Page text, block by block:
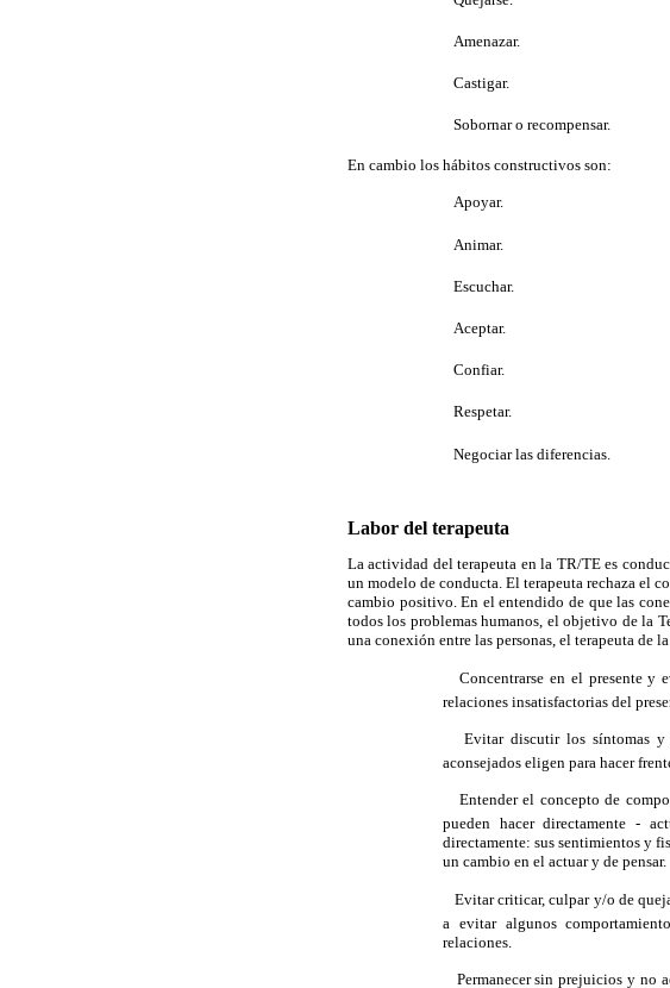
 Amenazar.
 Castigar.
 Sobornar o recompensar.
En cambio los hábitos constructivos son:
 Apoyar.
 Animar.
 Escuchar.
 Aceptar.
 Confiar.
 Respetar.
 Negociar las diferencias.
Labor del terapeuta
La actividad del terapeuta en la TR/TE es
un modelo de conducta. El terapeuta rechaza el
cambio positivo. En el entendido de que las
todos los problemas humanos, el objetivo de la
una conexión entre las personas, el terapeuta de
 Concentrarse en el presente y
relaciones insatisfactorias del
 Evitar discutir los síntomas
aconsejados eligen para hacer
 Entender el concepto de
pueden hacer directamente -
directamente: sus sentimientos y
un cambio en el actuar y de pensar.
 Evitar criticar, culpar y/o de
a evitar algunos
relaciones.
 Permanecer sin prejuicios y no